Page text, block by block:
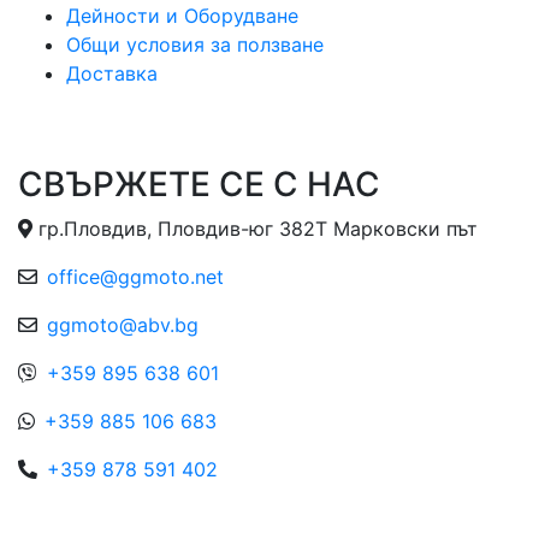
Дейности и Оборудване
Общи условия за ползване
Доставка
СВЪРЖЕТЕ СЕ С НАС
гр.Пловдив, Пловдив-юг 382Т Марковски път
office@ggmoto.net
ggmoto@abv.bg
+359 895 638 601
+359 885 106 683
+359 878 591 402